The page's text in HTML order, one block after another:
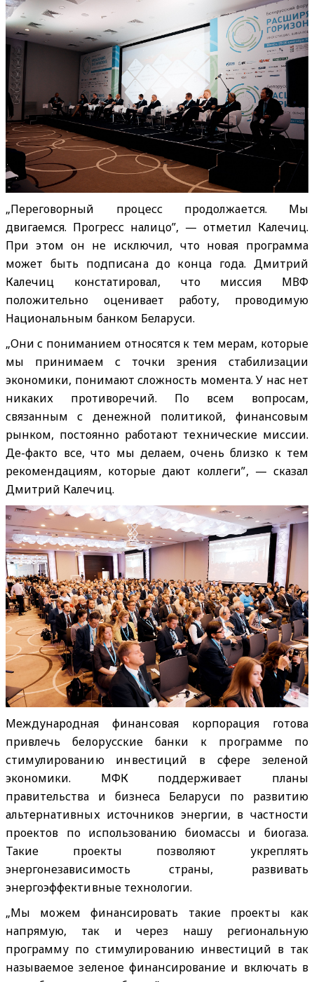
„Переговорный процесс продолжается. Мы
двигаемся. Прогресс налицо”, — отметил Калечиц.
При этом он не исключил, что новая программа
может быть подписана до конца года. Дмитрий
Калечиц констатировал, что миссия МВФ
положительно оценивает работу, проводимую
Национальным банком Беларуси.
„Они с пониманием относятся к тем мерам, которые
мы принимаем с точки зрения стабилизации
экономики, понимают сложность момента. У нас нет
никаких противоречий. По всем вопросам,
связанным с денежной политикой, финансовым
рынком, постоянно работают технические миссии.
Де-факто все, что мы делаем, очень близко к тем
рекомендациям, которые дают коллеги”, — сказал
Дмитрий Калечиц.
Международная финансовая корпорация готова
привлечь белорусские банки к программе по
стимулированию инвестиций в сфере зеленой
экономики. МФК поддерживает планы
правительства и бизнеса Беларуси по развитию
альтернативных источников энергии, в частности
проектов по использованию биомассы и биогаза.
Такие проекты позволяют укреплять
энергонезависимость страны, развивать
энергоэффективные технологии.
„Мы можем финансировать такие проекты как
напрямую, так и через нашу региональную
программу по стимулированию инвестиций в так
называемое зеленое финансирование и включать в